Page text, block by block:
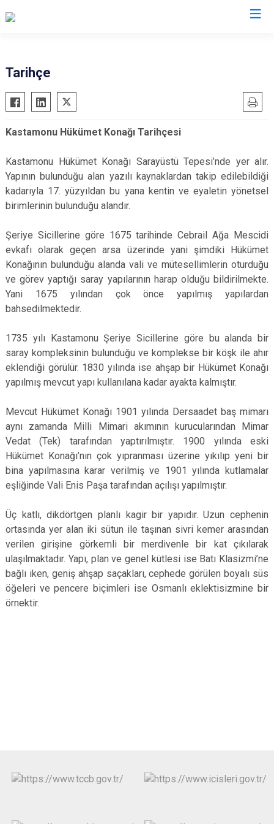
Tarihçe
Kastamonu Hükümet Konağı Tarihçesi
Kastamonu Hükümet Konağı Sarayüstü Tepesi’nde yer alır.
Yapının bulunduğu alan yazılı kaynaklardan takip edilebildiği
kadarıyla 17. yüzyıldan bu yana kentin ve eyaletin yönetsel
birimlerinin bulunduğu alandır.
Şeriye Sicillerine göre 1675 tarihinde Cebrail Ağa Mescidi
evkafı olarak geçen arsa üzerinde yani şimdiki Hükümet
Konağının bulunduğu alanda vali ve mütesellimlerin oturduğu
ve görev yaptığı saray yapılarının harap olduğu bildirilmekte.
Yani 1675 yılından çok önce yapılmış yapılardan
bahsedilmektedir.
1735 yılı Kastamonu Şeriye Sicillerine göre bu alanda bir
saray kompleksinin bulunduğu ve komplekse bir köşk ile ahır
eklendiği görülür. 1830 yılında ise ahşap bir Hükümet Konağı
yapılmış mevcut yapı kullanılana kadar ayakta kalmıştır.
Mevcut Hükümet Konağı 1901 yılında Dersaadet baş mimarı
aynı zamanda Milli Mimari akımının kurucularından Mimar
Vedat (Tek) tarafından yaptırılmıştır. 1900 yılında eski
Hükümet Konağı’nın çok yıpranması üzerine yıkılıp yeni bir
bina yapılmasına karar verilmiş ve 1901 yılında kutlamalar
eşliğinde Vali Enis Paşa tarafından açılışı yapılmıştır.
Üç katlı, dikdörtgen planlı kagir bir yapıdır. Uzun cephenin
ortasında yer alan iki sütun ile taşınan sivri kemer arasından
verilen girişine görkemli bir merdivenle bir kat çıkılarak
ulaşılmaktadır. Yapı, plan ve genel kütlesi ise Batı Klasizmi’ne
bağlı iken, geniş ahşap saçakları, cephede görülen boyalı süs
öğeleri ve pencere biçimleri ise Osmanlı eklektisizmine bir
örnektir.